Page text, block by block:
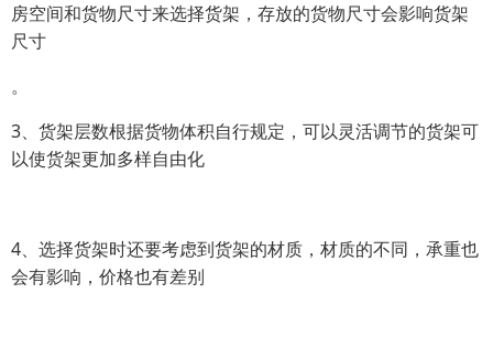
房空间和货物尺寸来选择货架，存放的货物尺寸会影响货架
尺寸
。
3、货架层数根据货物体积自行规定，可以灵活调节的货架可
以使货架更加多样自由化
4、选择货架时还要考虑到货架的材质，材质的不同，承重也
会有影响，价格也有差别